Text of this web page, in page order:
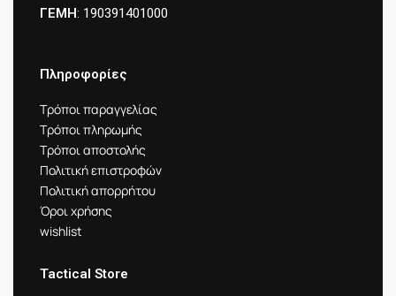
ΓΕΜΗ: 190391401000
Πληροφορίες
Τρόποι παραγγελίας
Τρόποι πληρωμής
Τρόποι αποστολής
Πολιτική επιστροφών
Πολιτική απορρήτου
Όροι χρήσης
wishlist
Tactical Store